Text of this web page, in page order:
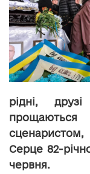
рідні,
Серце 82-
червня.